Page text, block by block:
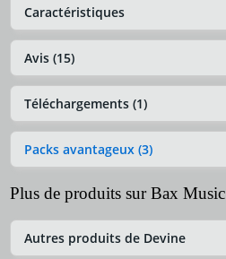
Caractéristiques
Avis (15)
Téléchargements (1)
Packs avantageux (3)
Plus de produits sur Bax Music
Autres produits de Devine